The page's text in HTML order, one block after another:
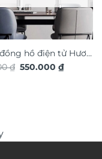
hồ điện tử Hươu
TG4925S
₫ Giá
550.000₫Giá